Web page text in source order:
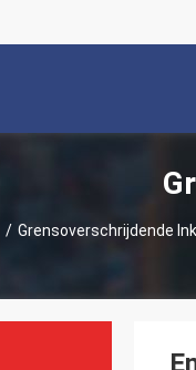
/ Grensoverschrijdende